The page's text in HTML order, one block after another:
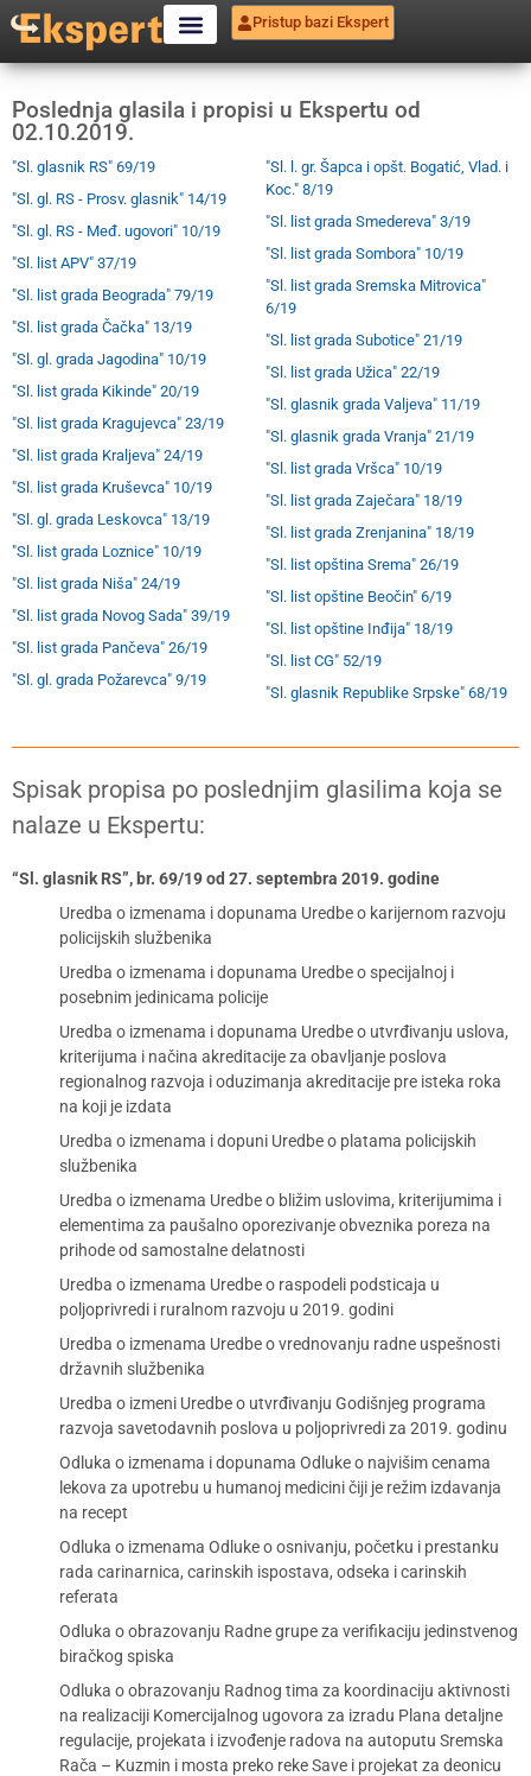
Pristup bazi Ekspert
Poslednja glasila i propisi u Ekspertu od
02.10.2019.
"Sl. glasnik RS" 69/19
"Sl. gl. RS - Prosv. glasnik" 14/19
"Sl. gl. RS - Međ. ugovori" 10/19
"Sl. list APV" 37/19
"Sl. list grada Beograda" 79/19
"Sl. list grada Čačka" 13/19
"Sl. gl. grada Jagodina" 10/19
"Sl. list grada Kikinde" 20/19
"Sl. list grada Kragujevca" 23/19
"Sl. list grada Kraljeva" 24/19
"Sl. list grada Kruševca" 10/19
"Sl. gl. grada Leskovca" 13/19
"Sl. list grada Loznice" 10/19
"Sl. list grada Niša" 24/19
"Sl. list grada Novog Sada" 39/19
"Sl. list grada Pančeva" 26/19
"Sl. gl. grada Požarevca" 9/19
"Sl. l. gr. Šapca i opšt. Bogatić, Vlad. i
Koc." 8/19
"Sl. list grada Smedereva" 3/19
"Sl. list grada Sombora" 10/19
"Sl. list grada Sremska Mitrovica"
6/19
"Sl. list grada Subotice" 21/19
"Sl. list grada Užica" 22/19
"Sl. glasnik grada Valjeva" 11/19
"Sl. glasnik grada Vranja" 21/19
"Sl. list grada Vršca" 10/19
"Sl. list grada Zaječara" 18/19
"Sl. list grada Zrenjanina" 18/19
"Sl. list opština Srema" 26/19
"Sl. list opštine Beočin" 6/19
"Sl. list opštine Inđija" 18/19
"Sl. list CG" 52/19
"Sl. glasnik Republike Srpske" 68/19
Spisak propisa po poslednjim glasilima koja se
nalaze u Ekspertu:
“Sl. glasnik RS”, br. 69/19 od 27. septembra 2019. godine
Uredba o izmenama i dopunama Uredbe o karijernom razvoju
policijskih službenika
Uredba o izmenama i dopunama Uredbe o specijalnoj i
posebnim jedinicama policije
Uredba o izmenama i dopunama Uredbe o utvrđivanju uslova,
kriterijuma i načina akreditacije za obavljanje poslova
regionalnog razvoja i oduzimanja akreditacije pre isteka roka
na koji je izdata
Uredba o izmenama i dopuni Uredbe o platama policijskih
službenika
Uredba o izmenama Uredbe o bližim uslovima, kriterijumima i
elementima za paušalno oporezivanje obveznika poreza na
prihode od samostalne delatnosti
Uredba o izmenama Uredbe o raspodeli podsticaja u
poljoprivredi i ruralnom razvoju u 2019. godini
Uredba o izmenama Uredbe o vrednovanju radne uspešnosti
državnih službenika
Uredba o izmeni Uredbe o utvrđivanju Godišnjeg programa
razvoja savetodavnih poslova u poljoprivredi za 2019. godinu
Odluka o izmenama i dopunama Odluke o najvišim cenama
lekova za upotrebu u humanoj medicini čiji je režim izdavanja
na recept
Odluka o izmenama Odluke o osnivanju, početku i prestanku
rada carinarnica, carinskih ispostava, odseka i carinskih
referata
Odluka o obrazovanju Radne grupe za verifikaciju jedinstvenog
biračkog spiska
Odluka o obrazovanju Radnog tima za koordinaciju aktivnosti
na realizaciji Komercijalnog ugovora za izradu Plana detaljne
regulacije, projekata i izvođenje radova na autoputu Sremska
Rača – Kuzmin i mosta preko reke Save i projekat za deonicu